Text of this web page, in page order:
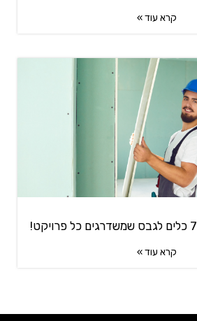
קרא עוד »
קרא עוד »